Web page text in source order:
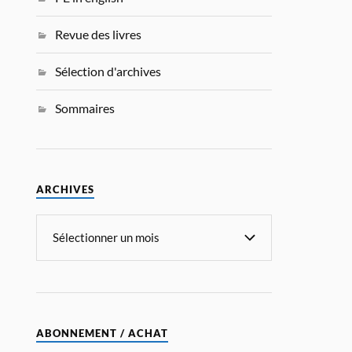
Revue des livres
Sélection d'archives
Sommaires
ARCHIVES
ABONNEMENT / ACHAT